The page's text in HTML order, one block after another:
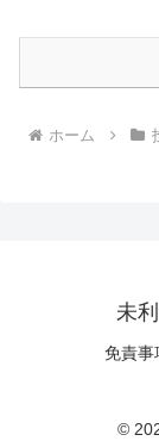
ホーム
未
免責事
©